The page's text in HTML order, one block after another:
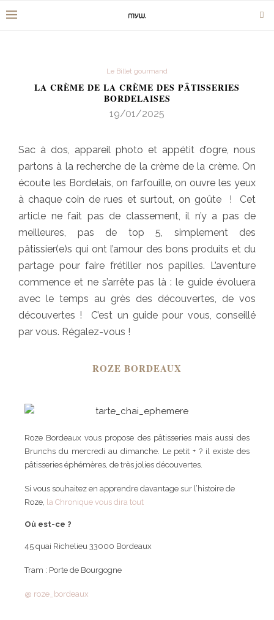
Le Billet gourmand
LA CRÈME DE LA CRÈME DES PÂTISSERIES
BORDELAISES
19/01/2025
Sac à dos, appareil photo et appétit d’ogre, nous
partons à la recherche de la crème de la crème. On
écoute les Bordelais, on farfouille, on ouvre les yeux
à chaque coin de rues et surtout, on goûte ! Cet
article ne fait pas de classement, il n’y a pas de
meilleures, pas de top 5, simplement des
pâtissier(e)s qui ont l’amour des bons produits et du
partage pour faire frétiller nos papilles. L’aventure
commence et ne s’arrête pas là : le guide évoluera
avec le temps au grès des découvertes, de vos
découvertes ! C’est un guide pour vous, conseillé
par vous. Régalez-vous !
ROZE BORDEAUX
Roze Bordeaux vous propose des pâtisseries mais aussi des
Brunchs du mercredi au dimanche. Le petit + ? il existe des
pâtisseries éphémères, de très jolies découvertes.
Si vous souhaitez en apprendre davantage sur l’histoire de
Roze, la Chronique vous dira tout
Où est-ce ?
45 quai Richelieu 33000 Bordeaux
Tram : Porte de Bourgogne
@ roze_bordeaux